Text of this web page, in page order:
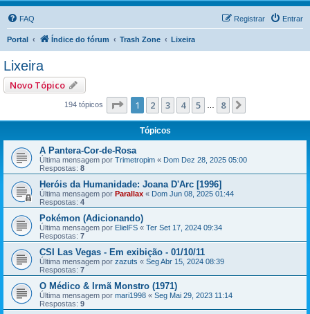
FAQ Entrar
Registrar
Portal Índice do fórum Trash Zone Lixeira
Lixeira
Novo Tópico
194 tópicos Página de 8
1 2 3 4 5 8
Tópicos
A Pantera-Cor-de-Rosa
Última mensagem por Trimetropim « Dom Dez 28, 2025 05:00
Respostas: 8
Heróis da Humanidade: Joana D'Arc [1996]
Última mensagem por Parallax « Dom Jun 08, 2025 01:44
Respostas: 4
Pokémon (Adicionando)
Última mensagem por ElielFS « Ter Set 17, 2024 09:34
Respostas: 7
CSI Las Vegas - Em exibição - 01/10/11
Última mensagem por zazuts « Seg Abr 15, 2024 08:39
Respostas: 7
O Médico & Irmã Monstro (1971)
Última mensagem por mari1998 « Seg Mai 29, 2023 11:14
Respostas: 9